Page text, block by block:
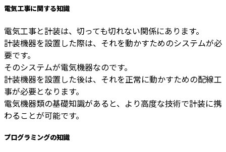
電気工事に関する知識
電気工事と計装は、切っても切れない関係にあります。
計装機器を設置した際は、それを動かすためのシステムが必
要です。
そのシステムが電気機器なのです。
計装機器を設置した後は、それを正常に動かすための配線工
事が必要となります。
電気機器類の基礎知識があると、より高度な技術で計装に携
わることが可能です。
プログラミングの知識